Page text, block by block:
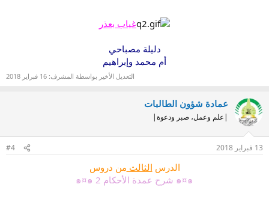
غياب بعذر
دليلة مصباحي
أم محمد وإبراهيم
التعديل الأخير بواسطة المشرف: 16 فبراير 2018
عمادة شؤون الطالبات
|علم وعمل، صبر ودعوة|
13 فبراير 2018 #4
الدرس الثالث من دروس
๑¤๑ شرح عمدة الأحكام 2 ๑¤๑